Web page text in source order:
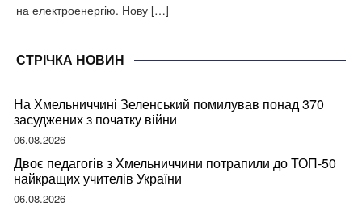
на електроенергію. Нову […]
СТРІЧКА НОВИН
На Хмельниччині Зеленський помилував понад 370
засуджених з початку війни
06.08.2026
Двоє педагогів з Хмельниччини потрапили до ТОП-50
найкращих учителів України
06.08.2026